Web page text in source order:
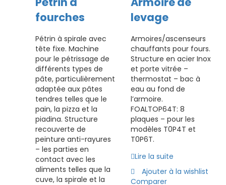
fourches
Pétrin à spirale avec
tête fixe. Machine
pour le pétrissage de
différents types de
pâte, particulièrement
adaptée aux pâtes
tendres telles que le
pain, la pizza et la
piadina. Structure
recouverte de
peinture anti-rayures
– les parties en
contact avec les
aliments telles que la
cuve, la spirale et la
levage
Armoires/ascenseurs
chauffants pour fours.
Structure en acier Inox
et porte vitrée –
thermostat – bac à
eau au fond de
l’armoire.
FOALTOP64T: 8
plaques – pour les
modèles T0P4T et
T0P6T.
Lire la suite
Ajouter à la wishlist
Comparer